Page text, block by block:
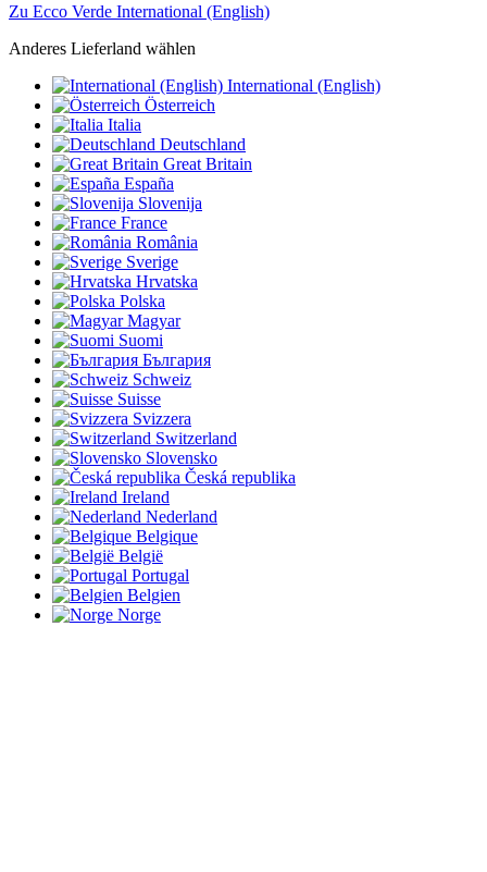
Zu Ecco Verde International (English)
Anderes Lieferland wählen
International (English)
Österreich
Italia
Deutschland
Great Britain
España
Slovenija
France
România
Sverige
Hrvatska
Polska
Magyar
Suomi
България
Schweiz
Suisse
Svizzera
Switzerland
Slovensko
Česká republika
Ireland
Nederland
Belgique
België
Portugal
Belgien
Norge